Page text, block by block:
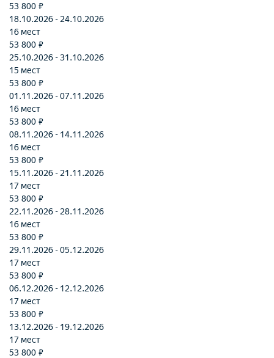
53 800 ₽
18.10.2026 - 24.10.2026
16 мест
53 800 ₽
25.10.2026 - 31.10.2026
15 мест
53 800 ₽
01.11.2026 - 07.11.2026
16 мест
53 800 ₽
08.11.2026 - 14.11.2026
16 мест
53 800 ₽
15.11.2026 - 21.11.2026
17 мест
53 800 ₽
22.11.2026 - 28.11.2026
16 мест
53 800 ₽
29.11.2026 - 05.12.2026
17 мест
53 800 ₽
06.12.2026 - 12.12.2026
17 мест
53 800 ₽
13.12.2026 - 19.12.2026
17 мест
53 800 ₽